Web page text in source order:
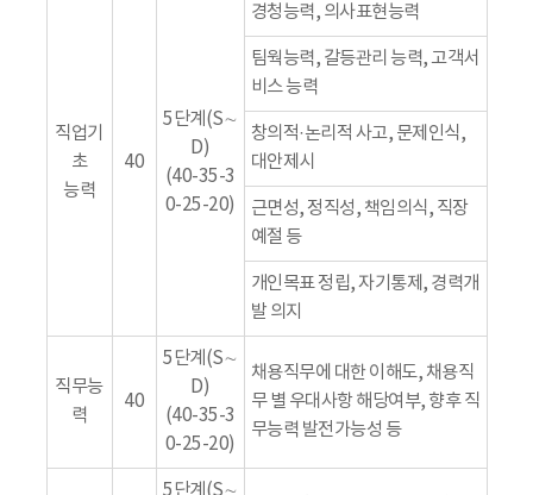
직업기
초
능력
40
5단계(S∼
D)
(40-35-3
0-25-20)
경청능력, 의사표현능력
팀웍능력, 갈등관리 능력, 고객서
비스 능력
창의적·논리적 사고, 문제인식,
대안제시
근면성, 정직성, 책임의식, 직장
예절 등
개인목표 정립, 자기통제, 경력개
발 의지
직무능
력
40
5단계(S∼
D)
(40-35-3
0-25-20)
채용직무에 대한 이해도, 채용직
무 별 우대사항 해당여부, 향후 직
무능력 발전가능성 등
5단계(S∼